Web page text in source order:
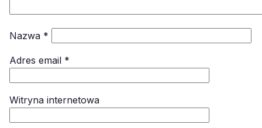
Nazwa *
Adres email *
Witryna internetowa